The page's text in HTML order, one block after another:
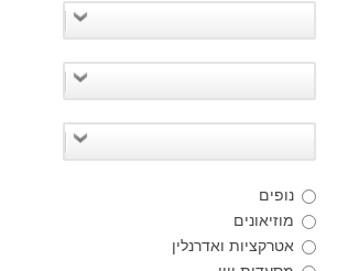
נופים
מוזיאונים
אטרקציות ואדרנלין